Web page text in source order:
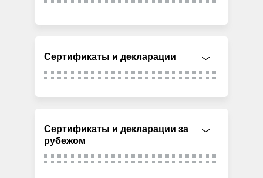
Сертификаты и декларации
Сертификаты и декларации за
рубежом